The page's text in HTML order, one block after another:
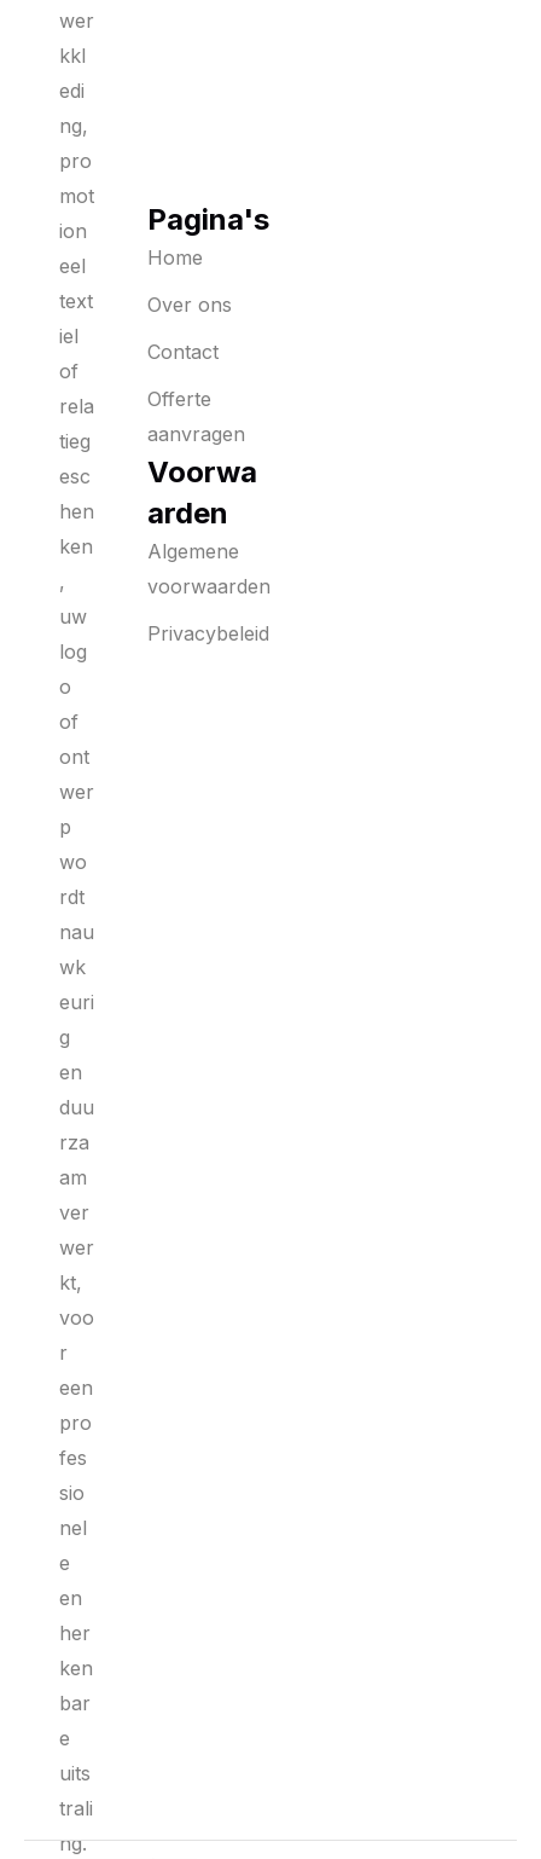
wer
kkl
edi
ng,
pro
mot
ion
eel
text
iel
of
rela
tieg
esc
hen
ken
,
uw
log
o
of
ont
wer
p
wo
rdt
nau
wk
euri
g
en
duu
rza
am
ver
wer
kt,
voo
r
een
pro
fes
sio
nel
e
en
her
ken
bar
e
uits
trali
ng.
Pagina's
Home
Over ons
Contact
Offerte
aanvragen
Voorwa
arden
Algemene
voorwaarden
Privacybeleid